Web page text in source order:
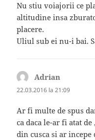
Nu stiu voiajorii ce
altitudine insa
placere.
Uliul sub ei nu-i bai.
Adrian
22.03.2016 la 21:09
Ar fi multe de spus
ca daca le-ar fi atat
din cusca si ar